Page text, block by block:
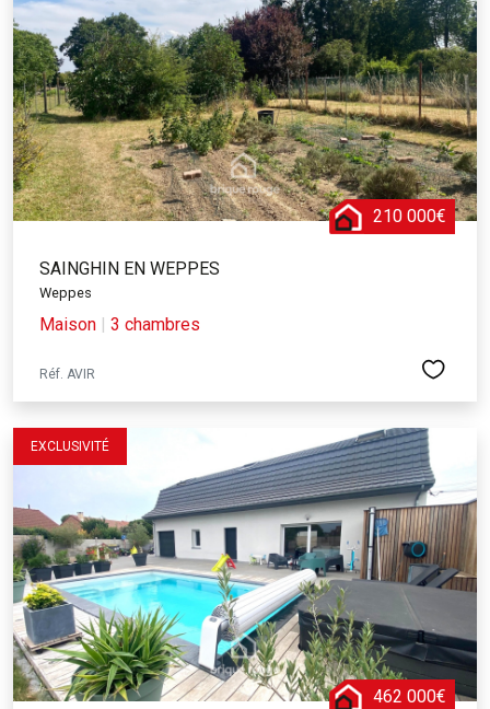
210 000€
SAINGHIN EN WEPPES
Weppes
Maison | 3 chambres
Réf. AVIR
EXCLUSIVITÉ
462 000€